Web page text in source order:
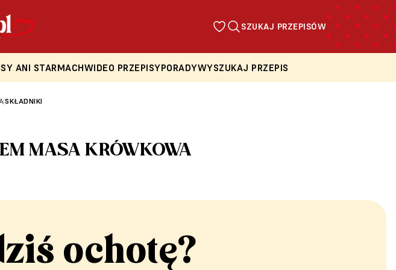
SZUKAJ PRZEPISÓW
ANI STARMACHWIDEO PRZEPISYPORADYWYSZUKAJ PRZEPIS
|SKŁADNIKI
MASA KRÓWKOWA
ochotę?